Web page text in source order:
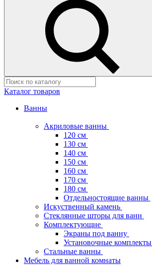
Каталог товаров
Ванны
Акриловые ванны
120 см
130 см
140 см
150 см
160 см
170 см
180 см
Отдельностоящие ванны
Искуственный камень
Стеклянные шторы для ванн
Комплектующие
Экраны под ванну
Установочные комплекты
Стальные ванны
Мебель для ванной комнаты